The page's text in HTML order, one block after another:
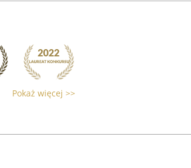
Pokaż więcej >>